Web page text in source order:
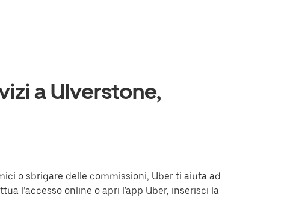
a Ulverstone,
o sbrigare delle commissioni, Uber ti aiuta ad
l’accesso online o apri l'app Uber, inserisci la